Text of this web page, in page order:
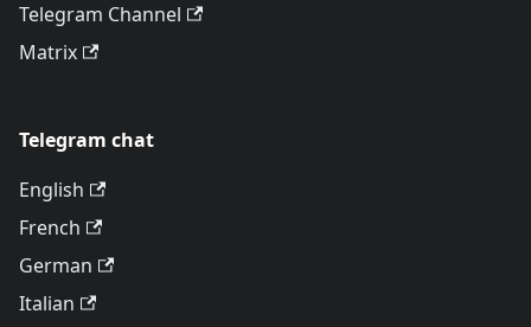
Telegram Channel
Matrix
Telegram chat
English
French
German
Italian